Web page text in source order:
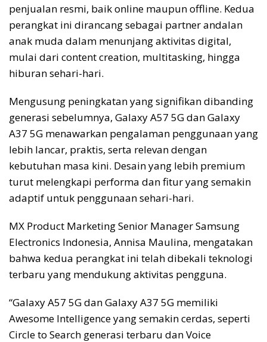
penjualan resmi, baik online maupun offline. Kedua
perangkat ini dirancang sebagai partner andalan
anak muda dalam menunjang aktivitas digital,
mulai dari content creation, multitasking, hingga
hiburan sehari-hari.
Mengusung peningkatan yang signifikan dibanding
generasi sebelumnya, Galaxy A57 5G dan Galaxy
A37 5G menawarkan pengalaman penggunaan yang
lebih lancar, praktis, serta relevan dengan
kebutuhan masa kini. Desain yang lebih premium
turut melengkapi performa dan fitur yang semakin
adaptif untuk penggunaan sehari-hari.
MX Product Marketing Senior Manager Samsung
Electronics Indonesia, Annisa Maulina, mengatakan
bahwa kedua perangkat ini telah dibekali teknologi
terbaru yang mendukung aktivitas pengguna.
“Galaxy A57 5G dan Galaxy A37 5G memiliki
Awesome Intelligence yang semakin cerdas, seperti
Circle to Search generasi terbaru dan Voice